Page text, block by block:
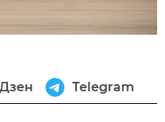
Дзен Telegram